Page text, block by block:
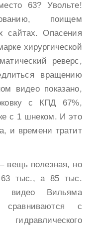
63? Увольте!
поищем
сайтах. Опасения
хирургической
реверс,
вращению
видео показано,
с КПД 67%,
с 1 шнеком. И это
и времени тратит
вещь полезная, но
63 тыс., а 85 тыс.
видео Вильяма
с